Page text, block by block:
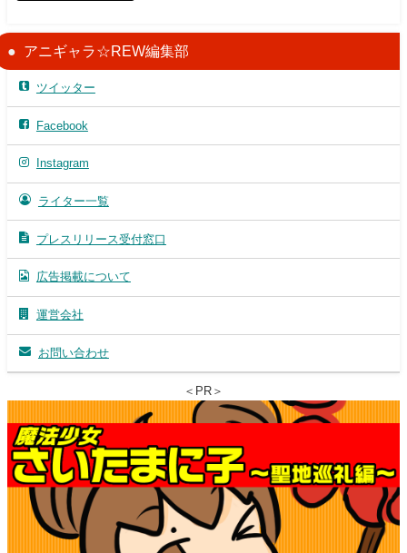
アニギャラ☆REW編集部
ツイッター
Facebook
Instagram
ライター一覧
プレスリリース受付窓口
広告掲載について
運営会社
お問い合わせ
＜PR＞